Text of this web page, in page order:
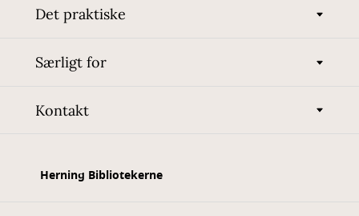
Det praktiske
Særligt for
Kontakt
Herning Bibliotekerne